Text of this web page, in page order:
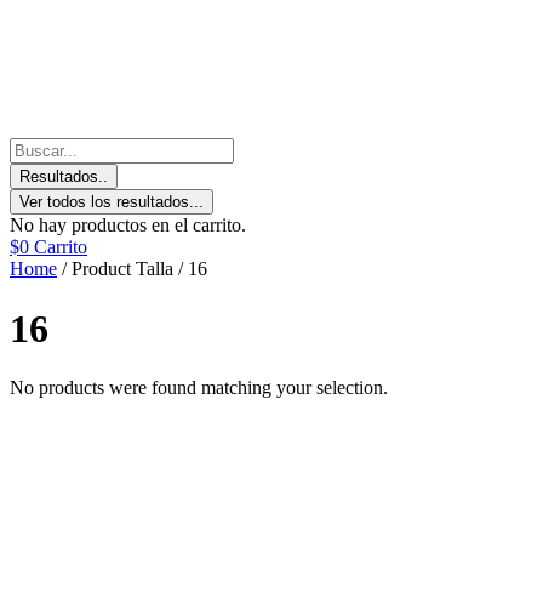
Resultados..
Ver todos los resultados...
No hay productos en el carrito.
$0 Carrito
Home / Product Talla / 16
16
No products were found matching your selection.